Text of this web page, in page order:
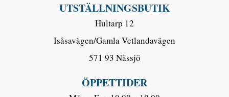
UTSTÄLLNINGSBUTIK
Hultarp 12
Isåsavägen/Gamla Vetlandavägen
571 93 Nässjö
ÖPPETTIDER